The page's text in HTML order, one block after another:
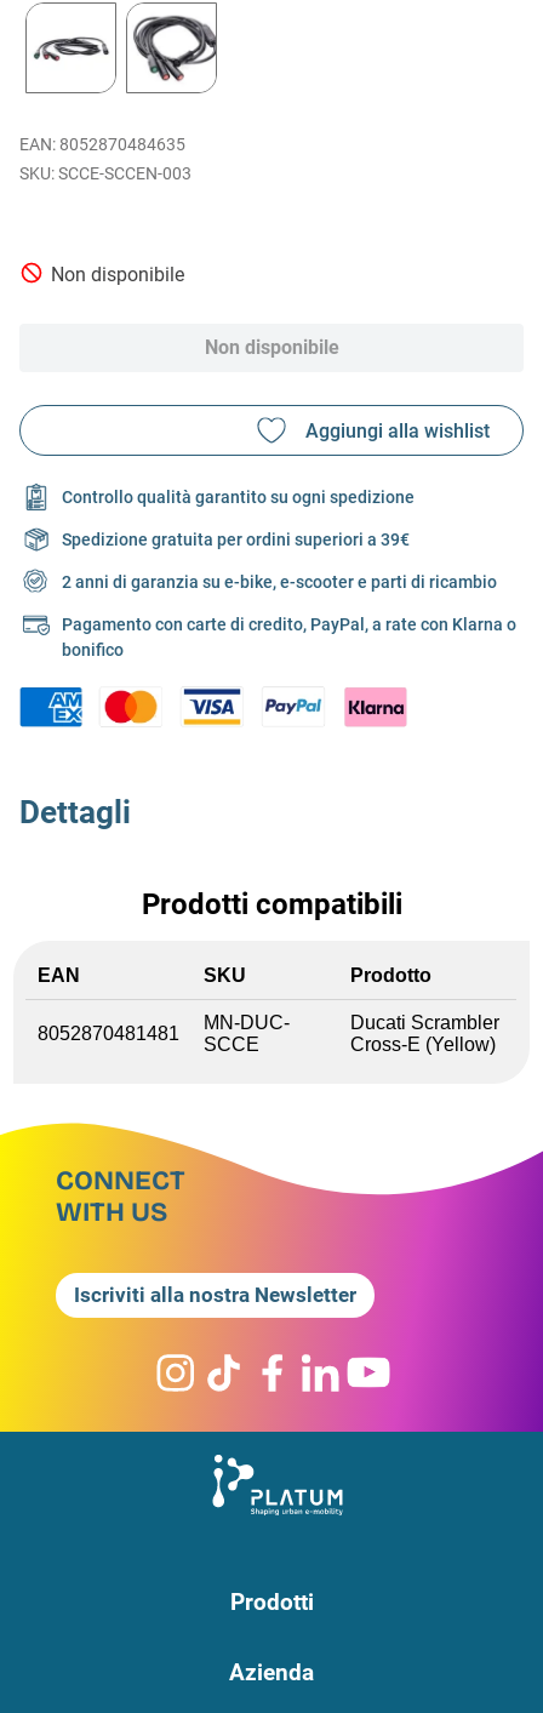
EAN: 8052870484635
SCCE-SCCEN-003
Non disponibile
Non disponibile
Controllo qualità garantito su ogni spedizione
Spedizione gratuita per ordini superiori a 39€
2 anni di garanzia su e-bike, e-scooter e parti di ricambio
Pagamento con carte di credito, PayPal, a rate con Klarna o
bonifico
Dettagli
Prodotti compatibili
EAN SKU Prodotto
8052870481481
MN-DUC-
SCCE
Ducati Scrambler
Cross-E (Yellow)
CONNECT
WITH US
Iscriviti alla nostra Newsletter
Prodotti
Azienda